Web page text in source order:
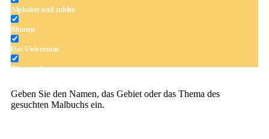
Alphabet und zahlen
Blumen
Das Universum
Dinosaurier
Früchte und Gemüse
Frühling und Ostern
Geben Sie den Namen, das Gebiet oder das Thema des
gesuchten Malbuchs ein.